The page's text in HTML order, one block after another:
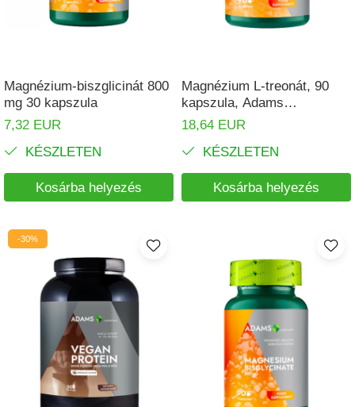
Kiegészítők
Shakerek
Flakonok
Sporttáskák
Fehérjeszeletek
Izomgörcsök
Keringési rendszer
Koleszterin
Könnyű emésztés
Memória
Menopauza
Migrén
Máj- és epe
Májvédő
Méregtelenítés
Okulárok
Pajzsmirigy
Pattanások
Magnézium-biszglicinát 800
mg 30 kapszula
7,32 EUR
KÉSZLETEN
Kosárba helyezés
Magnézium L-treonát, 90
kapszula, Adams
Supplements
18,64 EUR
KÉSZLETEN
Kosárba helyezés
-30%